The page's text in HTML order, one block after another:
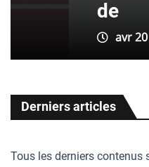
avr 20
Derniers articles
Tous les derniers contenus